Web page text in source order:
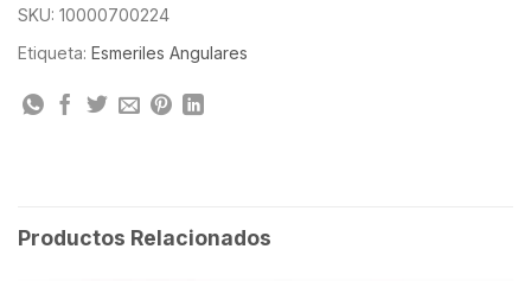
SKU: 10000700224
Etiqueta: Esmeriles Angulares
Productos Relacionados